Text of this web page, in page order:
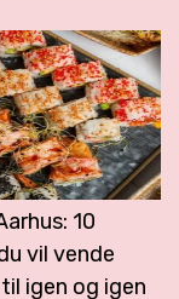
10
vil vende
igen og igen